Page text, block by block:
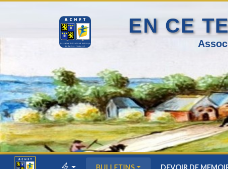
EN CE
BULLETINS DEVOIR DE